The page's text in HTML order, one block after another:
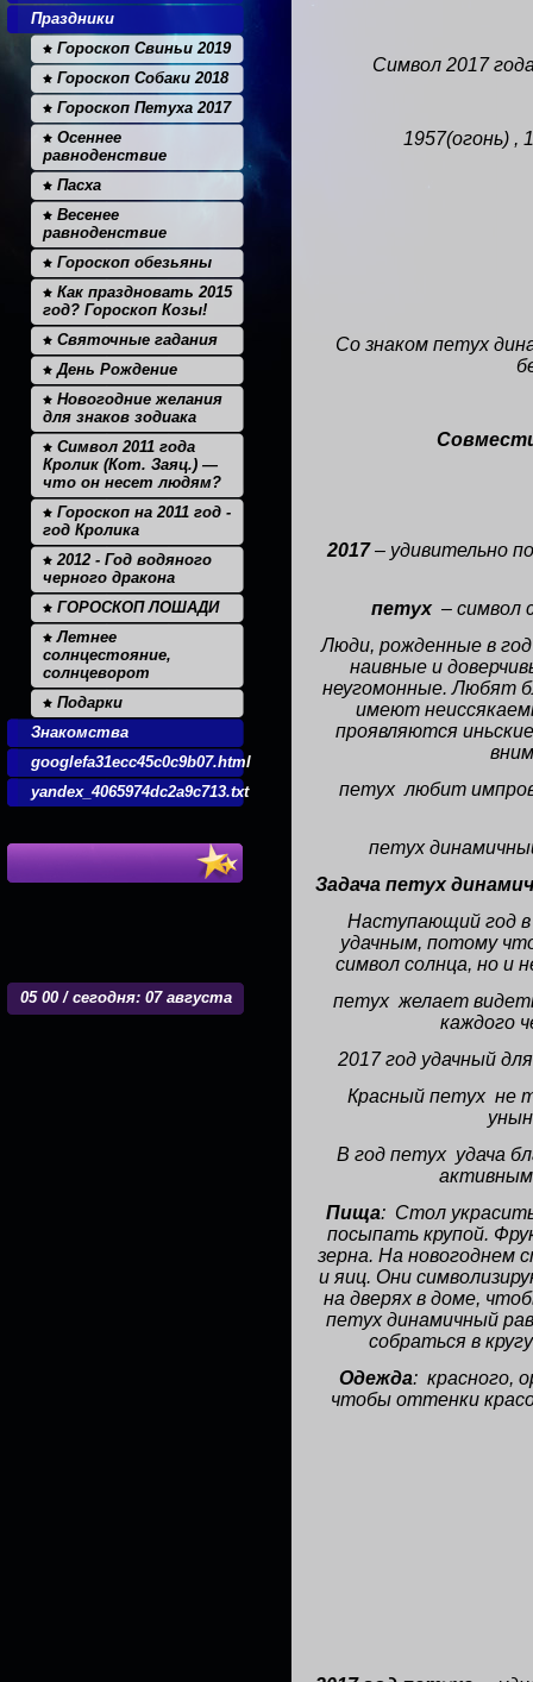
Праздники
Гороскоп Свиньи 2019
Гороскоп Собаки 2018
Гороскоп Петуха 2017
Осеннее
равноденствие
Пасха
Весенее
равноденствие
Гороскоп обезьяны
Как праздновать 2015
год? Гороскоп Козы!
Святочные гадания
День Рождение
Новогодние желания
для знаков зодиака
Символ 2011 года
Кролик (Кот. Заяц.) —
что он несет людям?
Гороскоп на 2011 год -
год Кролика
2012 - Год водяного
черного дракона
ГОРОСКОП ЛОШАДИ
Летнее
солнцестояние,
солнцеворот
Подарки
Знакомства
googlefa31ecc45c0c9b07.html
yandex_4065974dc2a9c713.txt
05: 00 / сегодня: 07 августа
Символ 2017
1957(огонь) ,
Со знаком петух
2017– удивительно
петух – символ
Люди, рожденные в
наивные и
неугомонные. Любят
имеют
проявляются
петух любит
петух
Задача петух
Наступающий год
удачным, потому
символ солнца, но и
петух желает
каждого
2017 год удачный
Красный петух не
В год петух удача
Пища: Стол
посыпать крупой.
зерна. На новогоднем
и яиц. Они
на дверях в доме,
петух динамичный
собраться в
Одежда: красного,
чтобы оттенки